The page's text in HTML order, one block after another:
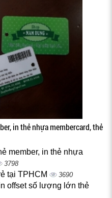
in thẻ nhựa membercard, thẻ
member, in thẻ nhựa
3798
tại TPHCM 3690
offset số lượng lớn thẻ